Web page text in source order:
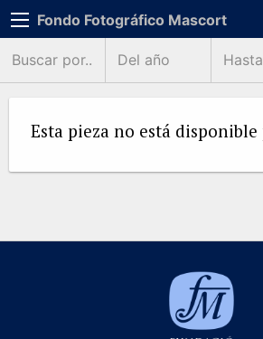
Fondo Fotográfico Mascort
Esta pieza no está